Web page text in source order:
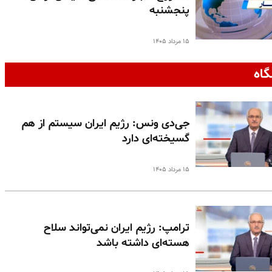
پنجشنبه
۱۵ مرداد ۱۴۰۵
جی‌دی ونس: رژیم ایران سیستم از هم
گسیخته‌ای دارد
۱۵ مرداد ۱۴۰۵
ترامپ: رژیم ایران نمی‌تواند سلاح
هسته‌ای داشته باشد